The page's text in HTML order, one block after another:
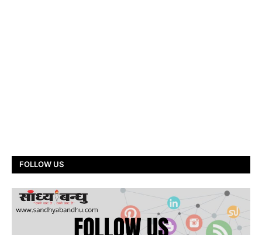
FOLLOW US